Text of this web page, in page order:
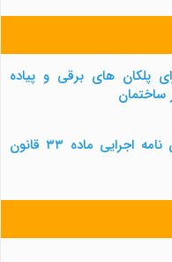
پلکان های برقی و پیاده
ساختمان
اعلام نظر پیرامون پیش نویس آیین نامه اجرایی ماده ۳۳ قانون